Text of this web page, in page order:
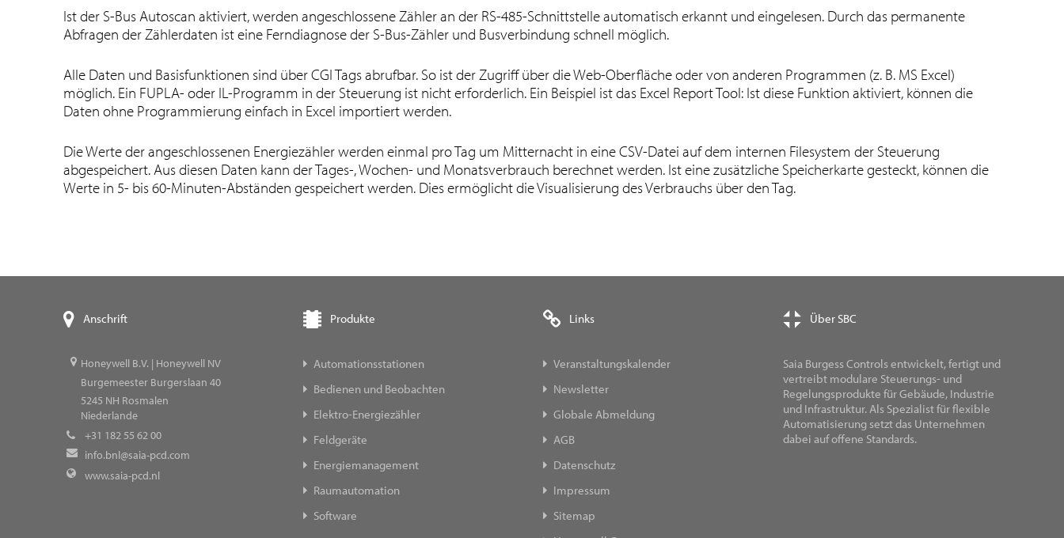
Ist der S-Bus Autoscan aktiviert, werden angeschlossene Zähler an der RS-485-Schnittstelle automatisch erkannt und eingelesen. Durch das permanente
Abfragen der Zählerdaten ist eine Ferndiagnose der S-Bus-Zähler und Busverbindung schnell möglich.
Alle Daten und Basisfunktionen sind über CGI Tags abrufbar. So ist der Zugriff über die Web-Oberfläche oder von anderen Programmen (z. B. MS Excel)
möglich. Ein FUPLA- oder IL-Programm in der Steuerung ist nicht erforderlich. Ein Beispiel ist das Excel Report Tool: Ist diese Funktion aktiviert, können die
Daten ohne Programmierung einfach in Excel importiert werden.
Die Werte der angeschlossenen Energiezähler werden einmal pro Tag um Mitternacht in eine CSV-Datei auf dem internen Filesystem der Steuerung
abgespeichert. Aus diesen Daten kann der Tages-, Wochen- und Monatsverbrauch berechnet werden. Ist eine zusätzliche Speicherkarte gesteckt, können die
Werte in 5- bis 60-Minuten-Abständen gespeichert werden. Dies ermöglicht die Visualisierung des Verbrauchs über den Tag.
Anschrift
Honeywell B.V. | Honeywell NV
Burgemeester Burgerslaan 40
5245 NH Rosmalen
Niederlande
+31 182 55 62 00
info.bnl@saia-pcd.com
www.saia-pcd.nl
Produkte
Automationsstationen
Bedienen und Beobachten
Elektro-Energiezähler
Feldgeräte
Energiemanagement
Raumautomation
Software
Links
Veranstaltungskalender
Newsletter
Globale Abmeldung
AGB
Datenschutz
Impressum
Sitemap
Über SBC
Saia Burgess Controls entwickelt, fertigt und
vertreibt modulare Steuerungs- und
Regelungsprodukte für Gebäude, Industrie
und Infrastruktur. Als Spezialist für flexible
Automatisierung setzt das Unternehmen
dabei auf offene Standards.